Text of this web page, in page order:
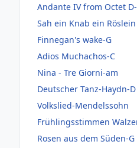
Andante IV from Octet
Sah ein Knab ein
Finnegan's wake-G
Adios Muchachos-C
Nina - Tre Giorni-am
Deutscher Tanz-Haydn-D
Volkslied-Mendelssohn
Frühlingsstimmen
Rosen aus dem Süden-G